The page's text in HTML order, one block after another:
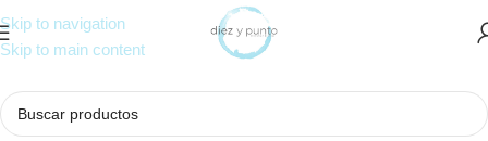
Skip to navigation
Skip to main content